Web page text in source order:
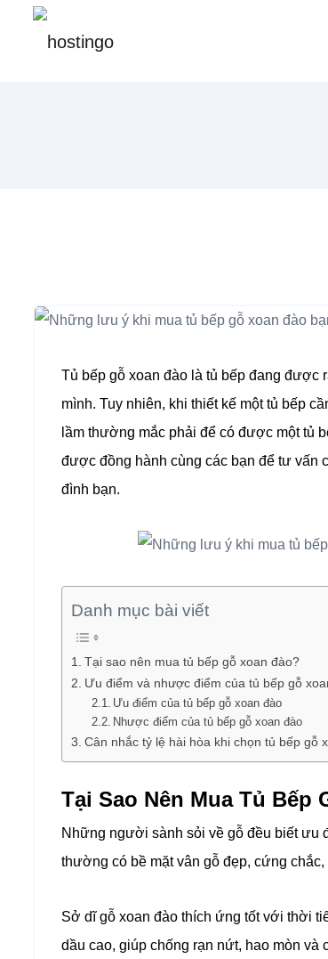
Tủ bếp gỗ xoan đào là tủ bếp đang được
mình. Tuy nhiên, khi thiết kế một tủ bếp
lầm thường mắc phải để có được một tủ
được đồng hành cùng các bạn để tư vấn
đình bạn.
Danh mục bài viết
Tại sao nên mua tủ bếp gỗ xoan đào?
Ưu điểm và nhược điểm của tủ bếp gỗ
Ưu điểm của tủ bếp gỗ xoan đào
Nhược điểm của tủ bếp gỗ xoan đào
Cân nhắc tỷ lệ hài hòa khi chọn tủ bếp gỗ
Tại Sao Nên Mua Tủ Bếp
Những người sành sỏi về gỗ đều biết ưu
thường có bề mặt vân gỗ đẹp, cứng
Sở dĩ gỗ xoan đào thích ứng tốt với thời
dầu cao, giúp chống rạn nứt, hao mòn